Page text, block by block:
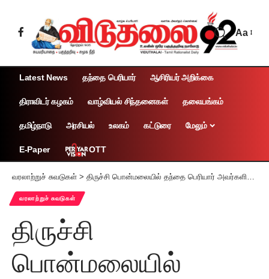
Aa
Latest News தந்தை பெரியார் ஆசிரியர் அறிக்கை
திராவிடர் கழகம் வாழ்வியல் சிந்தனைகள் தலையங்கம்
தமிழ்நாடு அரசியல் உலகம் கட்டுரை மேலும்
E-Paper OTT
வரலாற்றுச் சுவடுகள் > திருச்சி பொன்மலையில் தந்தை பெரியார் அவர்களின் 79ஆவது ஆண்டு பிறந்தநாள் விழா (12.10.1957)
வரலாற்றுச் சுவடுகள்
திருச்சி
பொன்மலையில்